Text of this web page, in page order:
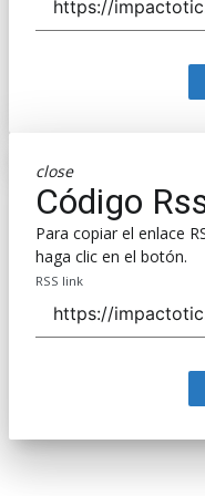
close
Código
Para copiar el enlace
haga clic en el botón.
RSS link